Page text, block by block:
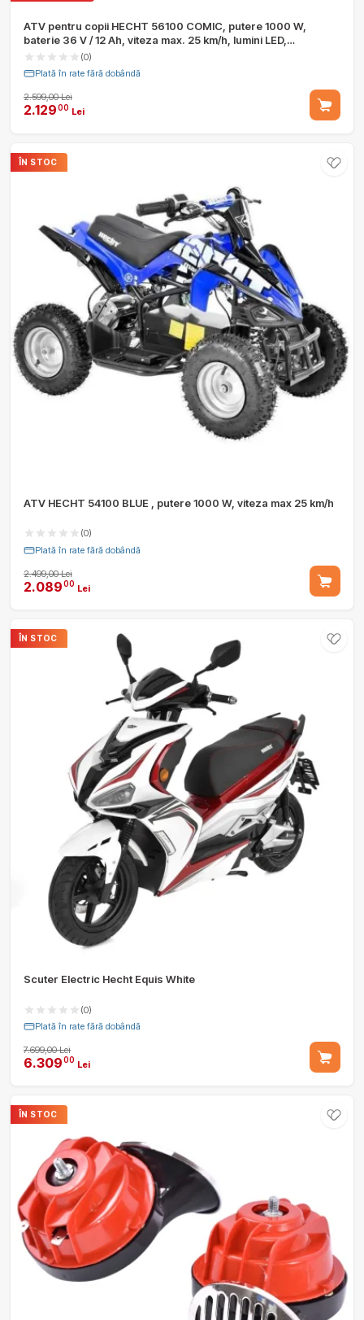
ATV pentru copii HECHT 56100 COMIC, putere 1000 W,
baterie 36 V / 12 Ah, viteza max. 25 km/h, lumini LED,
autonomie 18 km
(0)
Plată în rate fără dobândă
2.599,00 Lei
2.12900 Lei
ÎN STOC
ATV HECHT 54100 BLUE , putere 1000 W, viteza max 25 km/h
(0)
Plată în rate fără dobândă
2.499,00 Lei
2.08900 Lei
ÎN STOC
Scuter Electric Hecht Equis White
(0)
Plată în rate fără dobândă
7.699,00 Lei
6.30900 Lei
ÎN STOC